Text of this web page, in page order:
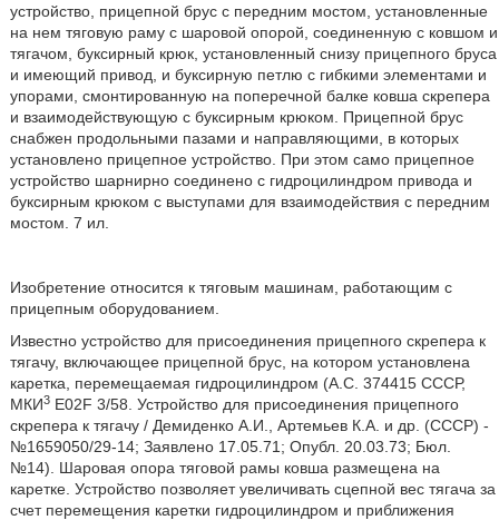
устройство, прицепной брус с передним мостом, установленные
на нем тяговую раму с шаровой опорой, соединенную с ковшом и
тягачом, буксирный крюк, установленный снизу прицепного бруса
и имеющий привод, и буксирную петлю с гибкими элементами и
упорами, смонтированную на поперечной балке ковша скрепера
и взаимодействующую с буксирным крюком. Прицепной брус
снабжен продольными пазами и направляющими, в которых
установлено прицепное устройство. При этом само прицепное
устройство шарнирно соединено с гидроцилиндром привода и
буксирным крюком с выступами для взаимодействия с передним
мостом. 7 ил.
Изобретение относится к тяговым машинам, работающим с
прицепным оборудованием.
Известно устройство для присоединения прицепного скрепера к
тягачу, включающее прицепной брус, на котором установлена
каретка, перемещаемая гидроцилиндром (А.С. 374415 СССР,
МКИ3E02F 3/58. Устройство для присоединения прицепного
скрепера к тягачу / Демиденко А.И., Артемьев К.А. и др. (СССР) -
№1659050/29-14; Заявлено 17.05.71; Опубл. 20.03.73; Бюл.
№14). Шаровая опора тяговой рамы ковша размещена на
каретке. Устройство позволяет увеличивать сцепной вес тягача за
счет перемещения каретки гидроцилиндром и приближения